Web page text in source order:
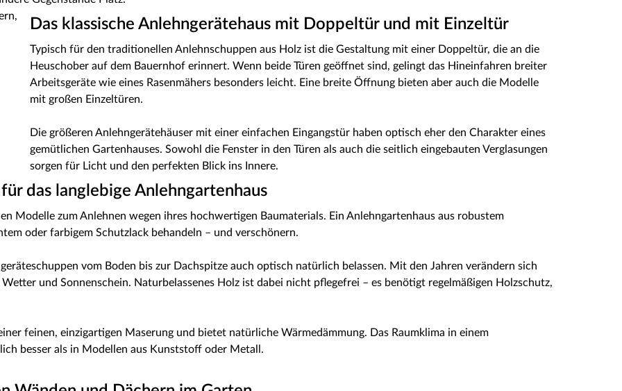
Das klassische Anlehngerätehaus mit Doppeltür und mit Einzeltür
Typisch für den traditionellen Anlehnschuppen aus Holz ist die Gestaltung mit einer Doppeltür, die an die
Heuschober auf dem Bauernhof erinnert. Wenn beide Türen geöffnet sind, gelingt das Hineinfahren breiter
Arbeitsgeräte wie eines Rasenmähers besonders leicht. Eine breite Öffnung bieten aber auch die Modelle
mit großen Einzeltüren.
Die größeren Anlehngerätehäuser mit einer einfachen Eingangstür haben optisch eher den Charakter eines
gemütlichen Gartenhauses. Sowohl die Fenster in den Türen als auch die seitlich eingebauten Verglasungen
sorgen für Licht und den perfekten Blick ins Innere.
das langlebige Anlehngartenhaus
Modelle zum Anlehnen wegen ihres hochwertigen Baumaterials. Ein Anlehngartenhaus aus robustem
oder farbigem Schutzlack behandeln – und verschönern.
vom Boden bis zur Dachspitze auch optisch natürlich belassen. Mit den Jahren verändern sich
und Sonnenschein. Naturbelassenes Holz ist dabei nicht pflegefrei – es benötigt regelmäßigen Holzschutz,
feinen, einzigartigen Maserung und bietet natürliche Wärmedämmung. Das Raumklima in einem
besser als in Modellen aus Kunststoff oder Metall.